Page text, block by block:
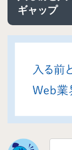
ギャップ